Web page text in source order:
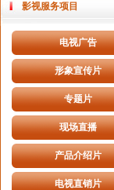
影视服务项目
电视广告
形象宣传片
专题片
现场直播
产品介绍片
电视直销片